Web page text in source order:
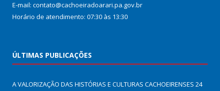
E-mail: contato@cachoeiradoarari.pa.gov.br
Horário de atendimento: 07:30 às 13:30
ÚLTIMAS PUBLICAÇÕES
A VALORIZAÇÃO DAS HISTÓRIAS E CULTURAS CACHOEIRENSES 24